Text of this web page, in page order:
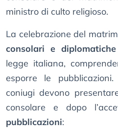
ministro di culto religioso.
La celebrazione del
consolari e diplomatiche
legge italiana,
esporre le
coniugi devono
consolare e dopo
pubblicazioni: